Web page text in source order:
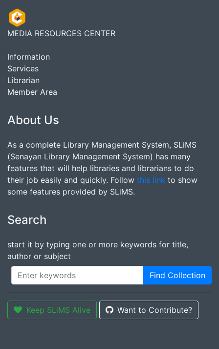
MEDIA RESOURCES CENTER
Information
Services
Librarian
Member Area
About Us
As a complete Library Management System, SLiMS
(Senayan Library Management System) has many
features that will help libraries and librarians to do
their job easily and quickly. Follow this link to show
some features provided by SLiMS.
Search
start it by typing one or more keywords for title,
author or subject
Find Collection
Keep SLiMS Alive Want to Contribute?